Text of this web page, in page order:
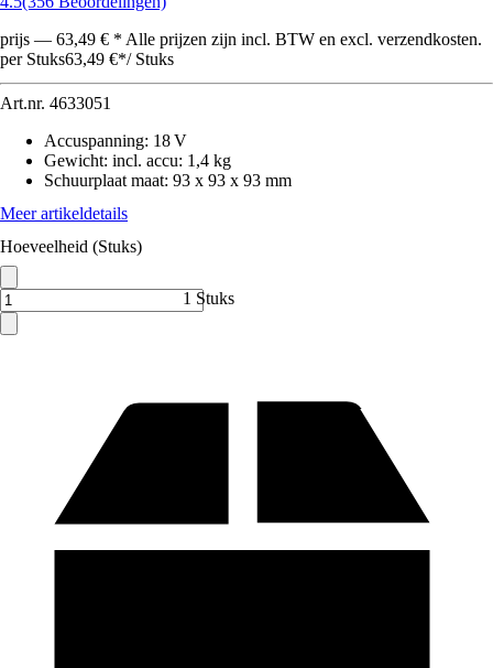
prijs — 63,49 € * Alle prijzen zijn incl. BTW en excl. verzendkosten.
per Stuks63,49 €*/ Stuks
Art.nr. 4633051
Accuspanning: 18 V
Gewicht: incl. accu: 1,4 kg
Schuurplaat maat: 93 x 93 x 93 mm
Meer artikeldetails
Hoeveelheid (Stuks)
1 Stuks